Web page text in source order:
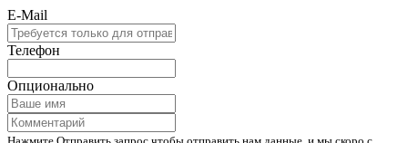
E-Mail
Телефон
Опционально